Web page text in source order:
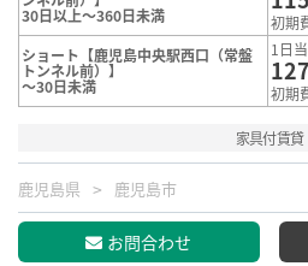
30日以上～360日未満
初期
ショート【鹿児島中央駅西口（常盤
トンネル前）】
～30日未満
1日
初期
家具付賃貸
鹿児島県 鹿児島市
お問合わせ